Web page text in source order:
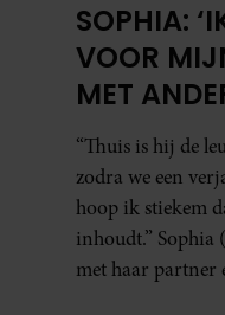
SOPHIA:
VOOR
MET
“Thuis is hij de
zodra we een
hoop ik stiekem
inhoudt.” Sophia
met haar partner